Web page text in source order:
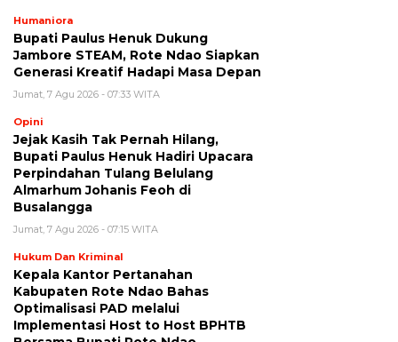
Humaniora
Bupati Paulus Henuk Dukung
Jambore STEAM, Rote Ndao Siapkan
Generasi Kreatif Hadapi Masa Depan
Jumat, 7 Agu 2026 - 07:33 WITA
Opini
Jejak Kasih Tak Pernah Hilang,
Bupati Paulus Henuk Hadiri Upacara
Perpindahan Tulang Belulang
Almarhum Johanis Feoh di
Busalangga
Jumat, 7 Agu 2026 - 07:15 WITA
Hukum Dan Kriminal
Kepala Kantor Pertanahan
Kabupaten Rote Ndao Bahas
Optimalisasi PAD melalui
Implementasi Host to Host BPHTB